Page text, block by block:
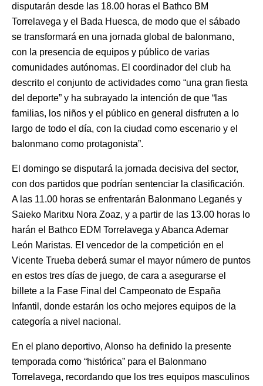
disputarán desde las 18.00 horas el Bathco BM
Torrelavega y el Bada Huesca, de modo que el sábado
se transformará en una jornada global de balonmano,
con la presencia de equipos y público de varias
comunidades autónomas. El coordinador del club ha
descrito el conjunto de actividades como “una gran fiesta
del deporte” y ha subrayado la intención de que “las
familias, los niños y el público en general disfruten a lo
largo de todo el día, con la ciudad como escenario y el
balonmano como protagonista”.
El domingo se disputará la jornada decisiva del sector,
con dos partidos que podrían sentenciar la clasificación.
A las 11.00 horas se enfrentarán Balonmano Leganés y
Saieko Maritxu Nora Zoaz, y a partir de las 13.00 horas lo
harán el Bathco EDM Torrelavega y Abanca Ademar
León Maristas. El vencedor de la competición en el
Vicente Trueba deberá sumar el mayor número de puntos
en estos tres días de juego, de cara a asegurarse el
billete a la Fase Final del Campeonato de España
Infantil, donde estarán los ocho mejores equipos de la
categoría a nivel nacional.
En el plano deportivo, Alonso ha definido la presente
temporada como “histórica” para el Balonmano
Torrelavega, recordando que los tres equipos masculinos